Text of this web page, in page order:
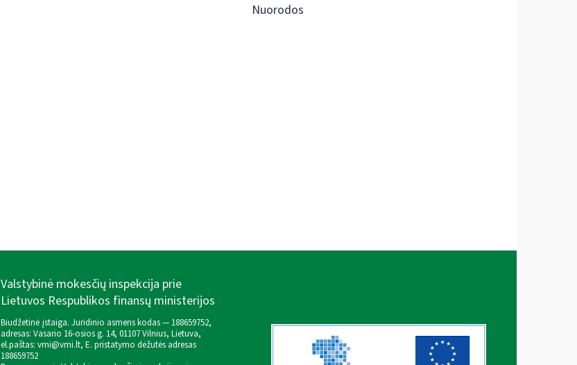
Nuorodos
Valstybinė mokesčių inspekcija prie
Lietuvos Respublikos finansų ministerijos
Biudžetinė įstaiga. Juridinio asmens kodas — 188659752,
adresas: Vasario 16-osios g. 14, 01107 Vilnius, Lietuva,
el.paštas: vmi@vmi.lt, E. pristatymo dėžutės adresas
188659752